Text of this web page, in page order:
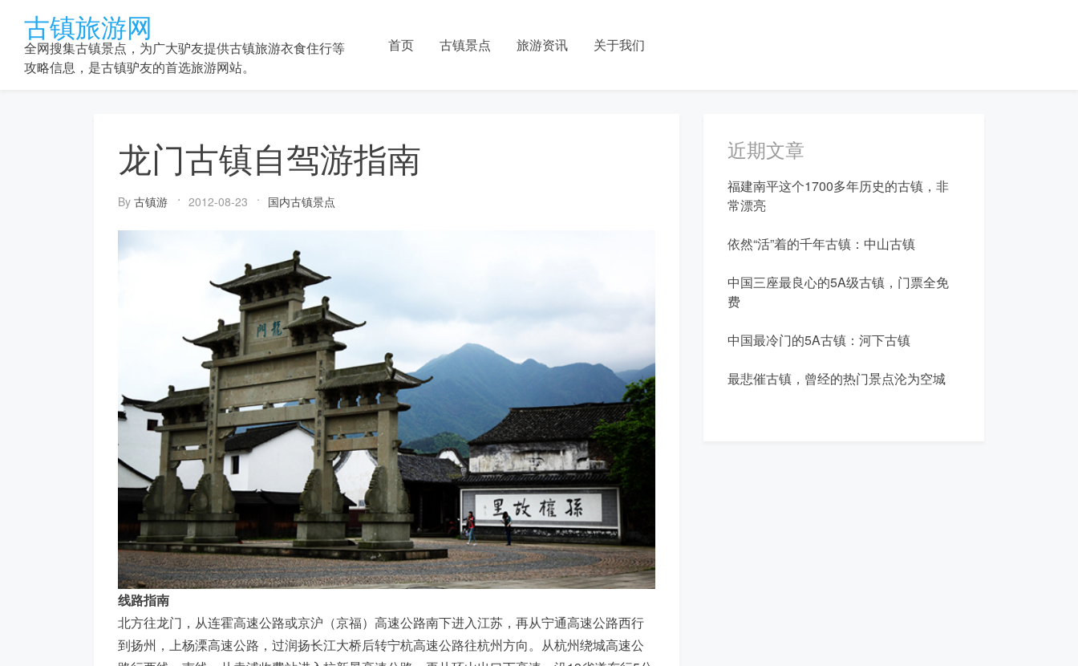
content
古镇旅游网
全网搜集古镇景点，为广大驴友提供古镇旅游衣食住行等
攻略信息，是古镇驴友的首选旅游网站。
首页 古镇景点 旅游资讯 关于我们
龙门古镇自驾游指南
By 古镇游 2012-08-23 国内古镇景点
线路指南
北方往龙门，从连霍高速公路或京沪（京福）高速公路南下进入江苏，再从宁通高速公路西行
到扬州，上杨溧高速公路，过润扬长江大桥后转宁杭高速公路往杭州方向。从杭州绕城高速公
近期文章
福建南平这个1700多年历史的古镇，非
常漂亮
依然“活”着的千年古镇：中山古镇
中国三座最良心的5A级古镇，门票全免
费
中国最冷门的5A古镇：河下古镇
最悲催古镇，曾经的热门景点沦为空城